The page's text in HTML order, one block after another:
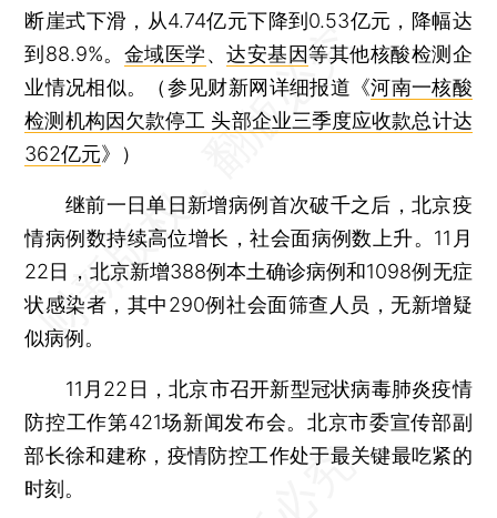
断崖式下滑，从4.74亿元下降到0.53亿元，降幅达
到88.9%。 金域医学、达安基因等其他核酸检测企
业情况相似。（参见财新网详细报道《河南一核酸
检测机构因欠款停工 头部企业三季度应收款总计达
362亿元》）
继前一日单日新增病例首次破千之后，北京疫
情病例数持续高位增长，社会面病例数上升。11月
22日，北京新增388例本土确诊病例和1098例无症
状感染者，其中290例社会面筛查人员，无新增疑
似病例。
11月22日，北京市召开新型冠状病毒肺炎疫情
防控工作第421场新闻发布会。北京市委宣传部副
部长徐和建称，疫情防控工作处于最关键最吃紧的
时刻。